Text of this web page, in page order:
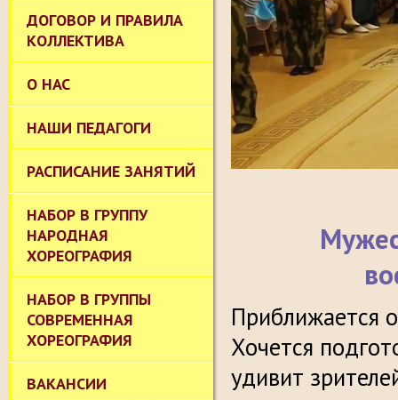
ДОГОВОР И ПРАВИЛА
КОЛЛЕКТИВА
О НАС
НАШИ ПЕДАГОГИ
РАСПИСАНИЕ ЗАНЯТИЙ
НАБОР В ГРУППУ
НАРОДНАЯ
ХОРЕОГРАФИЯ
НАБОР В ГРУППЫ
СОВРЕМЕННАЯ
ХОРЕОГРАФИЯ
ВАКАНСИИ
Приближается
Хочется
удивит